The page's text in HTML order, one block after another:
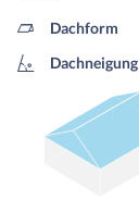
Dachform
Dachneigung